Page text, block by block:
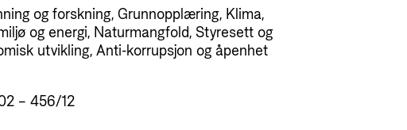
og forskning, Grunnopplæring, Klima,
og energi, Naturmangfold, Styresett og
utvikling, Anti-korrupsjon og åpenhet
– 456/12